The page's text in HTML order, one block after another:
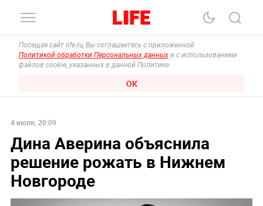
Посещая сайт life.ru, Вы соглашаетесь с приложенной
Политикой обработки Персональных данных и с использованием
файлов cookie, указанных в данной Политике.
ОК
4 июля, 20:09
Дина Аверина объяснила
решение рожать в Нижнем
Новгороде